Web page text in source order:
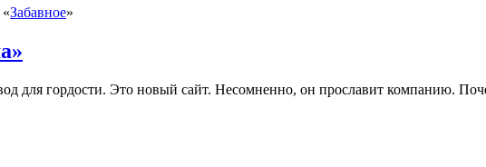
Забавное»
для гордости. Это новый сайт. Несомненно, он прославит компанию.